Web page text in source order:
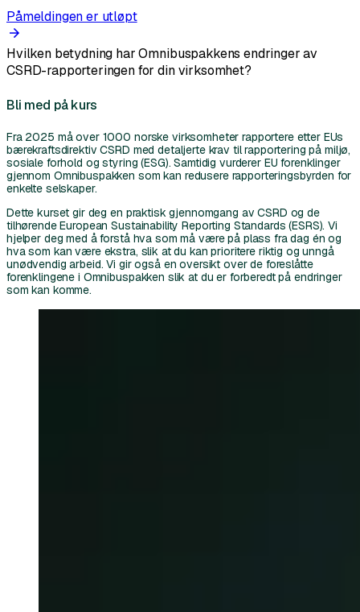
Påmeldingen er utløpt
Hvilken betydning har Omnibuspakkens endringer av
CSRD-rapporteringen for din virksomhet?
Bli med på kurs
Fra 2025 må over 1000 norske virksomheter rapportere etter EUs
bærekraftsdirektiv CSRD med detaljerte krav til rapportering på miljø,
sosiale forhold og styring (ESG). Samtidig vurderer EU forenklinger
gjennom Omnibuspakken som kan redusere rapporteringsbyrden for
enkelte selskaper.
Dette kurset gir deg en praktisk gjennomgang av CSRD og de
tilhørende European Sustainability Reporting Standards (ESRS). Vi
hjelper deg med å forstå hva som må være på plass fra dag én og
hva som kan være ekstra, slik at du kan prioritere riktig og unngå
unødvendig arbeid. Vi gir også en oversikt over de foreslåtte
forenklingene i Omnibuspakken slik at du er forberedt på endringer
som kan komme.